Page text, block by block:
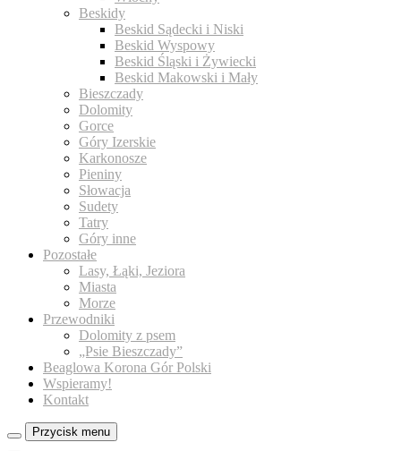
Beskidy
Beskid Sądecki i Niski
Beskid Wyspowy
Beskid Śląski i Żywiecki
Beskid Makowski i Mały
Bieszczady
Dolomity
Gorce
Góry Izerskie
Karkonosze
Pieniny
Słowacja
Sudety
Tatry
Góry inne
Pozostałe
Lasy, Łąki, Jeziora
Miasta
Morze
Przewodniki
Dolomity z psem
„Psie Bieszczady”
Beaglowa Korona Gór Polski
Wspieramy!
Kontakt
Przycisk menu